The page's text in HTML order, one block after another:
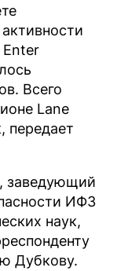
Enter
Всего
Lane
передает
заведующий
ИФЗ
наук,
Дубкову.